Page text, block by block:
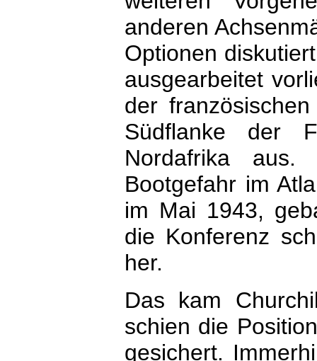
anderen
Optionen
ausgearbeitet
der
Südflanke der
Nordafrika
Bootgefahr im
im Mai 1943,
die Konferenz
her.
Das kam
schien die
gesichert.